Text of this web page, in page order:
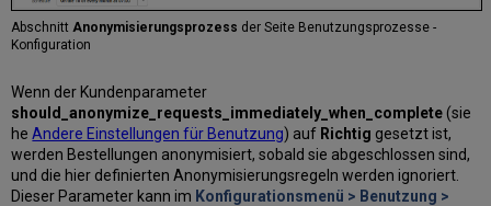
Abschnitt Anonymisierungsprozess der Seite Benutzungsprozesse -
Konfiguration
Wenn der Kundenparameter
should_anonymize_requests_immediately_when_complete(sie
heAndere Einstellungen für Benutzung) auf Richtig gesetzt ist,
werden Bestellungen anonymisiert, sobald sie abgeschlossen sind,
und die hier definierten Anonymisierungsregeln werden ignoriert.
Dieser Parameter kann im Konfigurationsmenü > Benutzung >